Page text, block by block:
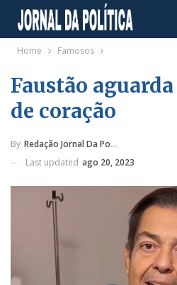
Home Famosos
Faustão
de coração
By Redação Jornal Da Política
Last updated ago 20, 2023